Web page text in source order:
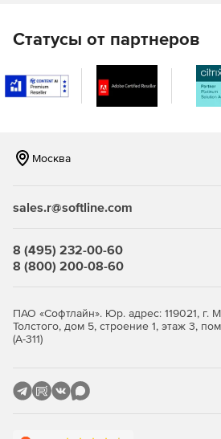
резьб. Инструменты,
Приспособления, применяемые
закрепления заготовок на столе
Сверление отверстий по
Процесс сверления сквозных и
Рассверливание отверстий.
основные неисправности и
Статусы от партнеров
Москва
sales.r@softline.com
8 (495) 232-00-60
8 (800) 200-08-60
ПАО «Софтлайн». Юр. адрес: 119021, г.
Толстого, дом 5, строение 1, этаж 3,
(А-311)